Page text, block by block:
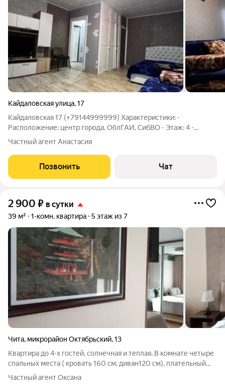
Кайдаловская улица,17
Кайдаловская 17 (+79144999999) Характеристики: -
Расположение: центр города, ОблГАИ, СибВО - Этаж: 4 -
Площадь: 32 кв.м - Количество комнат: 1 (спальня-гостиная) -
Бытовая техника: есть
Частный агент Анастасия
Позвонить Чат
2 900 ₽ в сутки
39 м² 1-комн. квартира 5 этаж из 7
Чита, микрорайон Октябрьский,13
Квартира до 4-х гостей, солнечная и теплая. В комнате четыре
спальных места ( кровать 160 см, диван120 см), плательный
шкаф, ТВ, вай-фай. Рядом продовольственные магазины,
Частный агент Оксана